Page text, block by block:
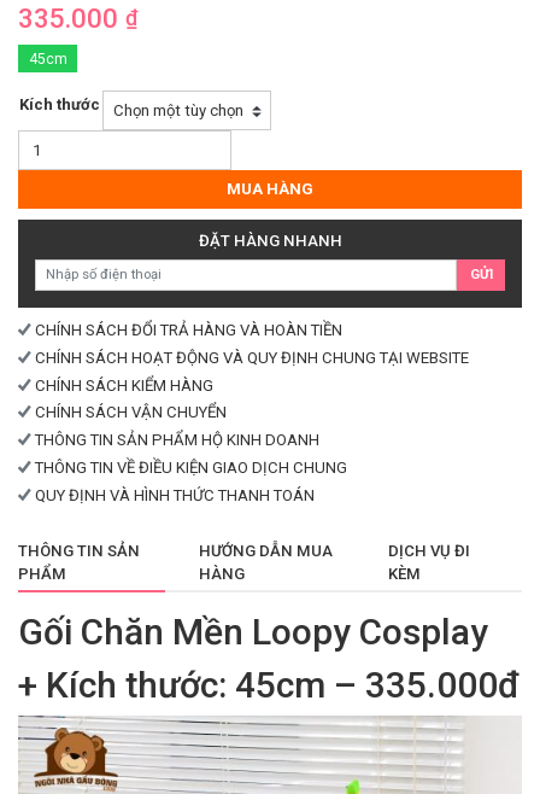
335.000 ₫
45cm
Kích thước
Gối
Loopy
lượng
MUA HÀNG
ĐẶT HÀNG NHANH
GỬI
CHÍNH SÁCH ĐỔI TRẢ HÀNG VÀ HOÀN TIỀN
CHÍNH SÁCH HOẠT ĐỘNG VÀ QUY ĐỊNH CHUNG TẠI WEBSITE
CHÍNH SÁCH KIỂM HÀNG
CHÍNH SÁCH VẬN CHUYỂN
THÔNG TIN SẢN PHẨM HỘ KINH DOANH
THÔNG TIN VỀ ĐIỀU KIỆN GIAO DỊCH CHUNG
QUY ĐỊNH VÀ HÌNH THỨC THANH TOÁN
THÔNG TIN SẢN
PHẨM
HƯỚNG DẪN MUA
HÀNG
DỊCH VỤ ĐI
KÈM
Gối Chăn Mền Loopy Cosplay
+ Kích thước: 45cm – 335.000đ